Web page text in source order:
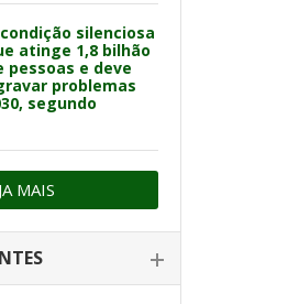
silenciosa
atinge 1,8 bilhão
pessoas e deve
problemas
segundo
MAIS